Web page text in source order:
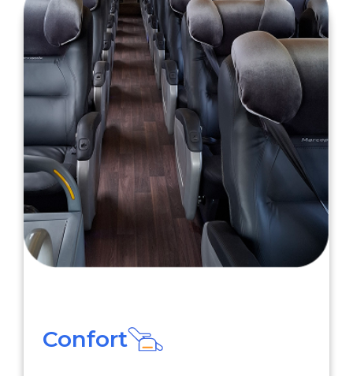
Confort